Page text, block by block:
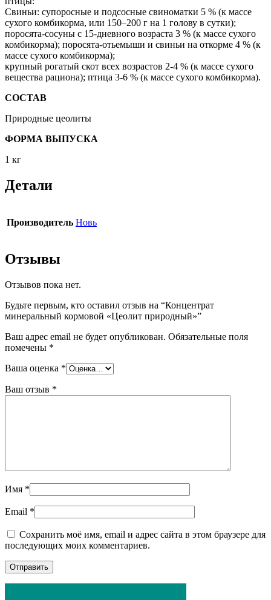
Свиньи: супоросные и подсосные свиноматки 5 % (к массе
сухого комбикорма, или 150–200 г на 1 голову в сутки);
поросята-сосуны с 15-дневного возраста 3 % (к массе сухого
комбикорма); поросята-отьемыши и свиньи на откорме 4 % (к
массе сухого комбикорма);
крупный рогатый скот всех возрастов 2-4 % (к массе сухого
вещества рациона); птица 3-6 % (к массе сухого комбикорма).
СОСТАВ
Природные цеолиты
ФОРМА ВЫПУСКА
1 кг
Детали
Производитель Новь
Отзывы
Отзывов пока нет.
Будьте первым, кто оставил отзыв на “Концентрат
минеральный кормовой «Цеолит природный»”
Ваш адрес email не будет опубликован. Обязательные поля
помечены *
Ваша оценка *
Ваш отзыв *
Имя *
Email *
Сохранить моё имя, email и адрес сайта в этом браузере для
последующих моих комментариев.